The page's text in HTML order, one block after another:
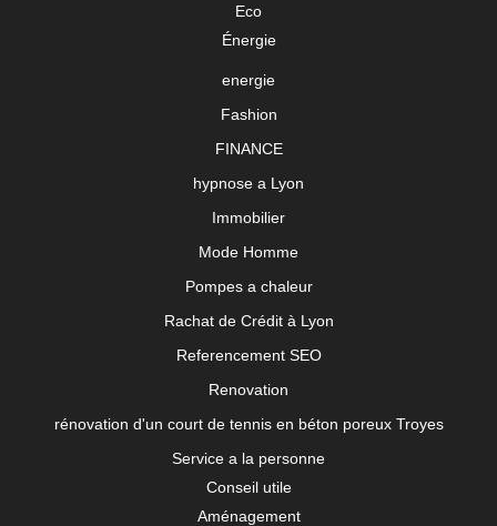
Eco
Énergie
energie
Fashion
FINANCE
hypnose a Lyon
Immobilier
Mode Homme
Pompes a chaleur
Rachat de Crédit à Lyon
Referencement SEO
Renovation
rénovation d'un court de tennis en béton poreux Troyes
Service a la personne
Conseil utile
Aménagement